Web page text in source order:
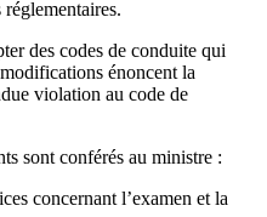
des codes de conduite qui
énoncent la
violation au code de
sont conférés au ministre :
l’examen et la